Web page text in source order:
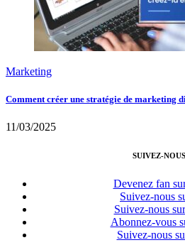
Marketing
Comment créer une stratégie de marketing
11/03/2025
SUIVEZ-NOUS
Devenez fan
Suivez-nous
Suivez-nous
Abonnez-vous
Suivez-nous